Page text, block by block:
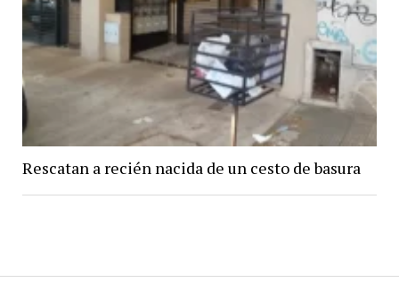
Rescatan a recién nacida de un cesto de basura